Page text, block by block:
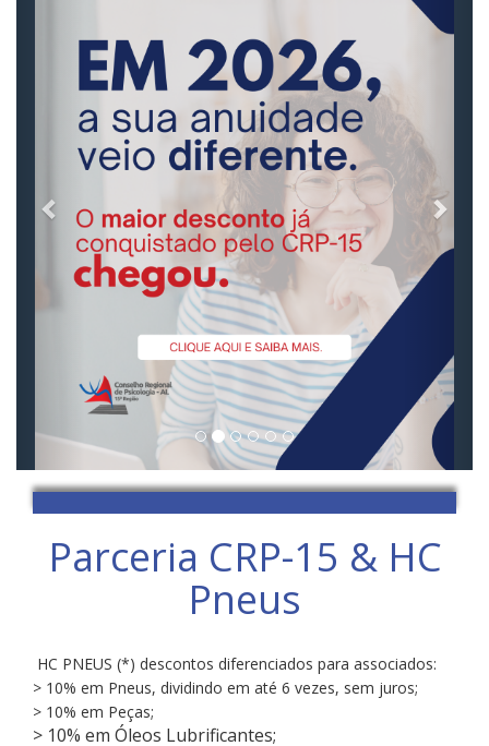
Parceria CRP-15 & HC
Pneus
HC PNEUS (*) descontos diferenciados para associados:
> 10% em Pneus, dividindo em até 6 vezes, sem juros;
> 10% em Peças;
> 10% em Óleos Lubrificantes;